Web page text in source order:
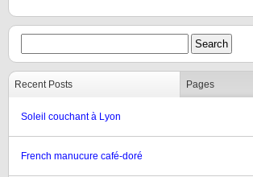
Recent Posts Pages
Soleil couchant à Lyon
French manucure café-doré